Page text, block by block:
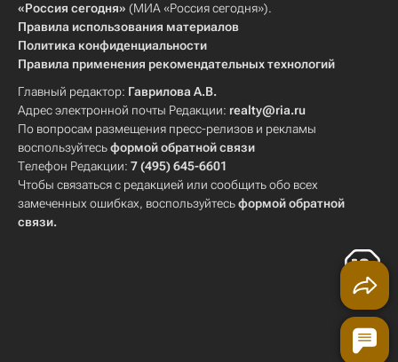
«Россия сегодня» (МИА «Россия сегодня»).
Правила использования материалов
Политика конфиденциальности
Правила применения рекомендательных технологий
Главный редактор: Гаврилова А.В.
Адрес электронной почты Редакции: realty@ria.ru
По вопросам размещения пресс-релизов и рекламы
воспользуйтесьформой обратной связи
Телефон Редакции: 7 (495) 645-6601
Чтобы связаться с редакцией или сообщить обо всех
замеченных ошибках, воспользуйтесьформой обратной
связи.